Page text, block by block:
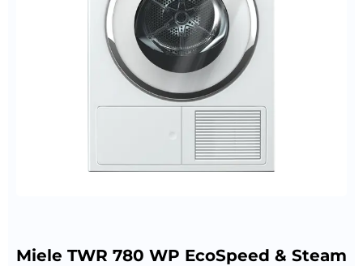
Miele TWR 780 WP EcoSpeed & Steam